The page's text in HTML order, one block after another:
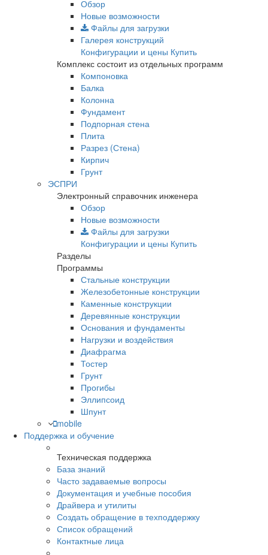
Обзор
Новые возможности
Файлы для загрузки
Галерея конструкций
Конфигурации и цены Купить
Комплекс состоит из отдельных программ
Компоновка
Балка
Колонна
Фундамент
Подпорная стена
Плита
Разрез (Стена)
Кирпич
Грунт
ЭСПРИ
Электронный справочник инженера
Обзор
Новые возможности
Файлы для загрузки
Конфигурации и цены Купить
Разделы
Программы
Стальные конструкции
Железобетонные конструкции
Каменные конструкции
Деревянные конструкции
Основания и фундаменты
Нагрузки и воздействия
Диафрагма
Тостер
Грунт
Прогибы
Эллипсоид
Шпунт
mobile
Поддержка и обучение
Техническая поддержка
База знаний
Часто задаваемые вопросы
Документация и учебные пособия
Драйвера и утилиты
Создать обращение в техподдержку
Список обращений
Контактные лица